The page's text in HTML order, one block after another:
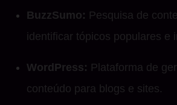
BuzzSumo: Pesquisa de
identificar tópicos populares e
WordPress: Plataforma de
conteúdo para blogs e sites.